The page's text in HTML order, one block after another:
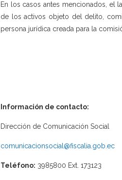
En los casos antes mencionados, el
de los activos objeto del delito,
persona jurídica creada para la
Información de contacto:
Dirección de Comunicación Social
comunicacionsocial@fiscalia.gob.ec
Teléfono: 3985800 Ext. 173123